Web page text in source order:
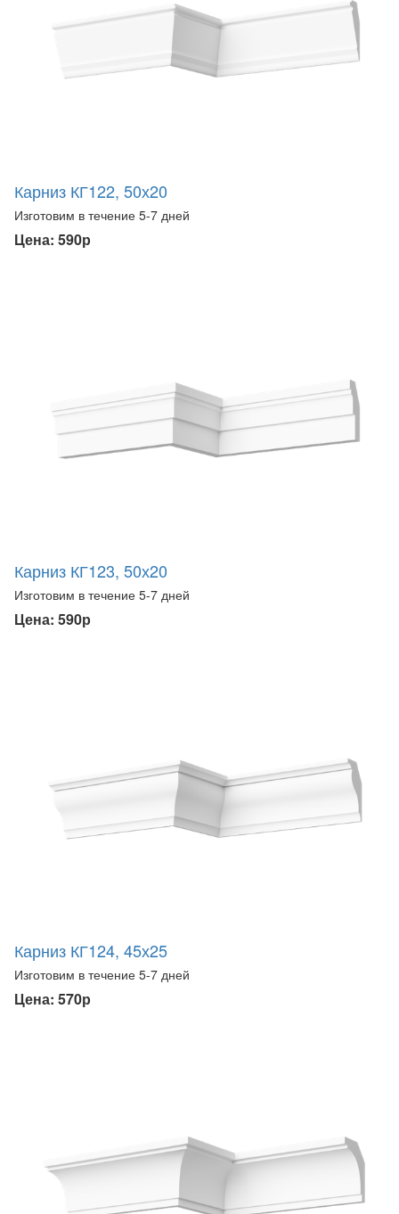
Карниз КГ122, 50х20
Изготовим в течение 5-7 дней
Цена: 590р
Карниз КГ123, 50х20
Изготовим в течение 5-7 дней
Цена: 590р
Карниз КГ124, 45х25
Изготовим в течение 5-7 дней
Цена: 570р